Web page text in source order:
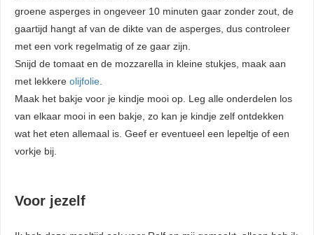
groene asperges in ongeveer 10 minuten gaar zonder zout, de
gaartijd hangt af van de dikte van de asperges, dus controleer
met een vork regelmatig of ze gaar zijn.
Snijd de tomaat en de mozzarella in kleine stukjes, maak aan
met lekkere olijfolie
Maak het bakje voor je kindje mooi op. Leg alle onderdelen los
van elkaar mooi in een bakje, zo kan je kindje zelf ontdekken
wat het eten allemaal is. Geef er eventueel een lepeltje of een
vorkje bij.
Voor jezelf